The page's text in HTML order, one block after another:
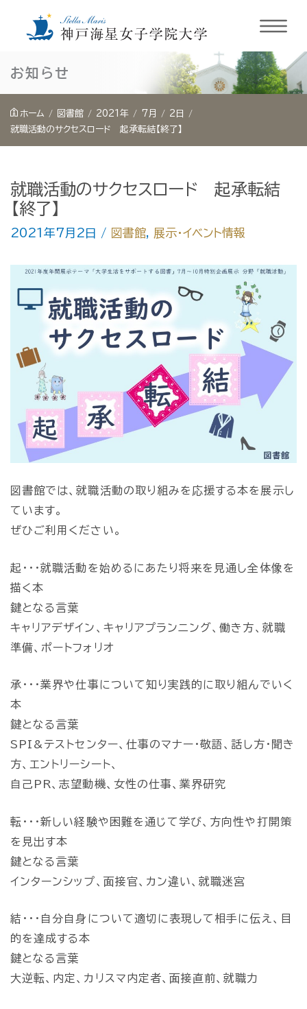
キ
お知らせ
ホーム 図書館 2021年 7月
2日
就職活動のサクセスロード 起承転結【終了】
就職活動のサクセスロード 起承転結
【終了】
2021年7月2日 / 図書館, 展示・イベント情報
図書館では、就職活動の取り組みを応援する本を展示し
ています。
ぜひご利用ください。
起・・・就職活動を始めるにあたり将来を見通し全体像を
描く本
鍵となる言葉
キャリアデザイン、キャリアプランニング、働き方、就職
準備、ポートフォリオ
承・・・業界や仕事について知り実践的に取り組んでいく
本
鍵となる言葉
SPI&テストセンター、仕事のマナー・敬語、話し方・聞き
方、エントリーシート、
自己PR、志望動機、女性の仕事、業界研究
転・・・新しい経験や困難を通じて学び、方向性や打開策
を見出す本
鍵となる言葉
インターンシップ、面接官、カン違い、就職迷宮
結・・・自分自身について適切に表現して相手に伝え、目
的を達成する本
鍵となる言葉
大逆転、内定、カリスマ内定者、面接直前、就職力